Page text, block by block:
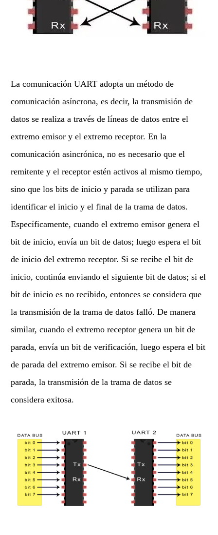
La comunicación UART adopta un método de
comunicación asíncrona, es decir, la transmisión de
datos se realiza a través de líneas de datos entre el
extremo emisor y el extremo receptor. En la
comunicación asincrónica, no es necesario que el
remitente y el receptor estén activos al mismo tiempo,
sino que los bits de inicio y parada se utilizan para
identificar el inicio y el final de la trama de datos.
Específicamente, cuando el extremo emisor genera el
bit de inicio, envía un bit de datos; luego espera el bit
de inicio del extremo receptor. Si se recibe el bit de
inicio, continúa enviando el siguiente bit de datos; si el
bit de inicio es no recibido, entonces se considera que
la transmisión de la trama de datos falló. De manera
similar, cuando el extremo receptor genera un bit de
parada, envía un bit de verificación, luego espera el bit
de parada del extremo emisor. Si se recibe el bit de
parada, la transmisión de la trama de datos se
considera exitosa.